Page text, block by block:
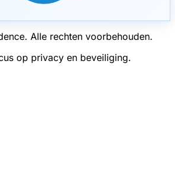
Alle rechten voorbehouden.
op privacy en beveiliging.